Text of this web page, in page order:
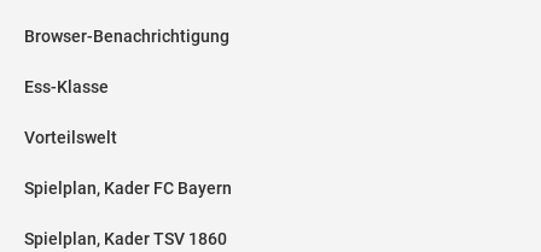
Browser-Benachrichtigung
Ess-Klasse
Vorteilswelt
Spielplan, Kader FC Bayern
Spielplan, Kader TSV 1860